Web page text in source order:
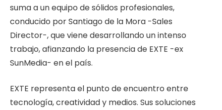
suma a un equipo de sólidos profesionales,
conducido porSantiago de la Mora -Sales
Director-, que viene desarrollando un intenso
trabajo, afianzando la presencia de EXTE -ex
SunMedia- en el país.
EXTE representa el punto de encuentro entre
tecnología, creatividad y medios. Sus soluciones